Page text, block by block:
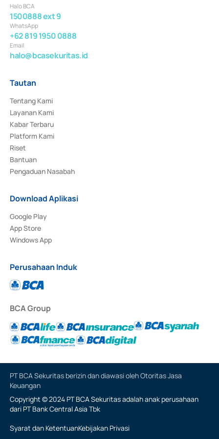
Halo BCA
1500888 ext 9
WhatsApp
+62 819 1950 0888
Email
halo@bcasekuritas.id
Tautan
Tentang Kami
Layanan Kami
Kabar Terbaru
Platform Kami
Riset
Bantuan
Pengaduan Nasabah
Download Aplikasi
Google Play
App Store
Windows App
Perusahaan Induk
BCA Group
PT BCA Sekuritas berizin dan diawasi oleh Otoritas Jasa
Keuangan
Copyright © 2024 PT BCA Sekuritas adalah anak perusahaan
dari PT Bank Central Asia Tbk
Syarat dan KetentuanKebijakan Privasi